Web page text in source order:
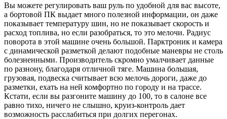
Вы можете регулировать ваш руль по удобной для вас высоте,
а бортовой ПК выдает много полезной информации, он даже
показывает температуру шин, но не показывает скорость и
расход топлива, но если разобраться, то это мелочи. Радиус
поворота в этой машине очень большой. Парктроник и камера
с динамической разметкой делают подобные маневры не столь
болезненными. Производитель скромно умалчивает данные
по разнону, благодаря отличной тяге. Машина большая,
грузовая, подвеска считывает всю мелочь дороги, даже до
разметки, ехать на ней комфортно по городу и на трассе.
Кстати, если вы разгоните машину до 100, то в салоне все
равно тихо, ничего не слышно, круиз-контроль дает
возможность расслабиться при долгих перегонах.